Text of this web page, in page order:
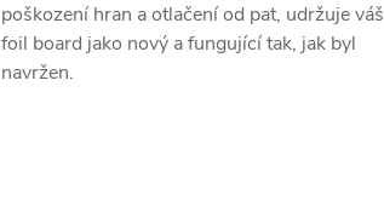
poškození hran a otlačení od pat, udržuje váš
foil board jako nový a fungující tak, jak byl
navržen.